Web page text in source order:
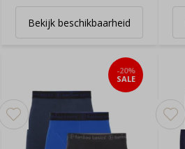
Bekijk beschikbaarheid
-20%
SALE